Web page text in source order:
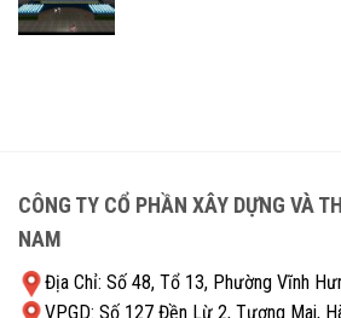
CÔNG TY CỔ PHẦN XÂY DỰNG VÀ
NAM
Địa Chỉ: Số 48, Tổ 13, Phường Vĩnh
VPGD: Số 127 Đền Lừ 2, Tương Mai,